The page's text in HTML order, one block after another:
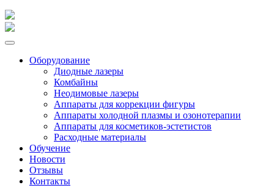
Оборудование
Диодные лазеры
Комбайны
Неодимовые лазеры
Аппараты для коррекции фигуры
Аппараты холодной плазмы и озонотерапии
Аппараты для косметиков-эстетистов
Расходные материалы
Обучение
Новости
Отзывы
Контакты